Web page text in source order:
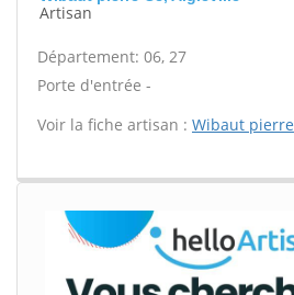
Artisan
Département: 06, 27
Porte d'entrée -
Voir la fiche artisan : Wibaut pierre